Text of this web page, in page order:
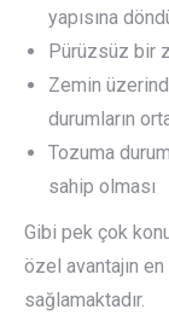
yapısına
Pürüzsüz bir
Zemin
durumların
Tozuma
sahip olması
Gibi pek çok
özel avantajın
sağlamaktadır.